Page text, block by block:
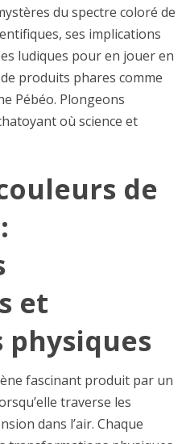
du spectre coloré de
ses implications
ludiques pour en jouer en
produits phares comme
Pébéo. Plongeons
où science et
de
et
fascinant produit par un
traverse les
dans l’air. Chaque